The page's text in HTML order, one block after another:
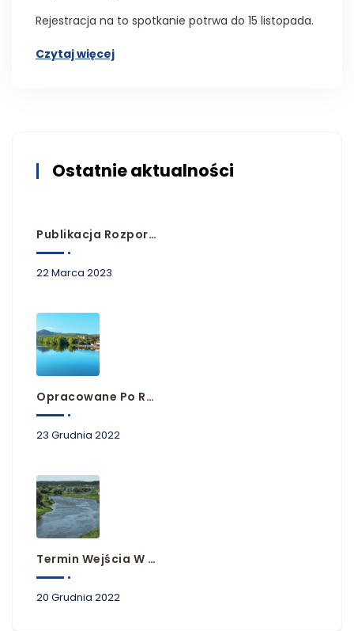
Rejestracja na to spotkanie potrwa do 15 listopada.
Czytaj więcej
Ostatnie aktualności
Publikacja Rozporządzeń Przyjmujących Plany Zarządzania Ryzykiem Powodziowym
22 Marca 2023
Opracowane Po Raz Pierwszy Plany Zarządzania Ryzykiem Powodziowym Dla Obszarów Dorzeczy Niemna, Dunaju I Łaby
23 Grudnia 2022
Termin Wejścia W Życie Planów Zarządzania Ryzykiem Powodziowym
20 Grudnia 2022